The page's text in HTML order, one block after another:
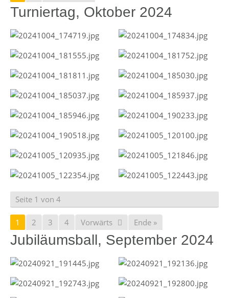
Turniertag, Oktober 2024
Seite 1 von 4
1 2 3 4 Vorwärts Ende »
Jubiläumsball, September 2024